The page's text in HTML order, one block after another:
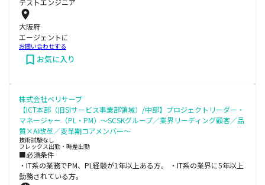
テストエンジニア
大阪府
エージェントに
お問い合わせする
お気に入り
株式会社ベリサーブ
【ICT本部（旧SIサービス事業部領域）/中部】プロジェクトリーダー・
マネージャー（PL・PM）～SCSKグループ／業界リーディング顧客／品
質×AI改革／変革期コアメンバー～
技術試験なし
フレックス出勤・時差出勤
■必須条件
・IT系の業務でPM、PL経験が1年以上ある方。 ・IT系の業界に5年以上
勤務されている方。